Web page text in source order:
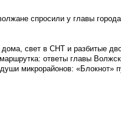
спросили у главы
свет в СНТ и разбитые
ответы главы
микрорайонов: «Блокнот»